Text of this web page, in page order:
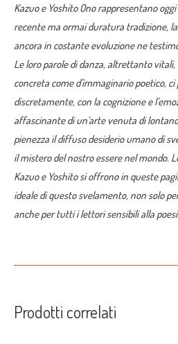
quantità
Kazuo e Yoshito Ono rappresentano
recente ma ormai duratura tradizione,
ancora in costante evoluzione ne
Le loro parole di danza, altrettanto
concreta come d’immaginario poetico,
discretamente, con la cognizione e
affascinante di un’arte venuta di
pienezza il diffuso desiderio umano di
il mistero del nostro essere nel mondo.
Kazuo e Yoshito si offrono in queste
ideale di questo svelamento, non solo
anche per tutti i lettori sensibili alla
Prodotti correlati